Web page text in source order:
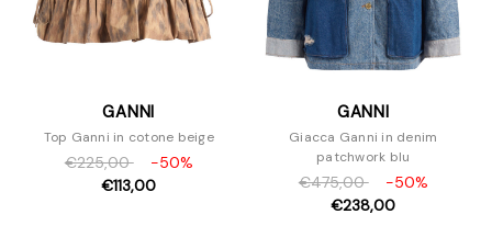
GANNI
Top Ganni in cotone beige
€225,00
-50%
€113,00
GANNI
Giacca Ganni in denim
patchwork blu
€475,00
-50%
€238,00